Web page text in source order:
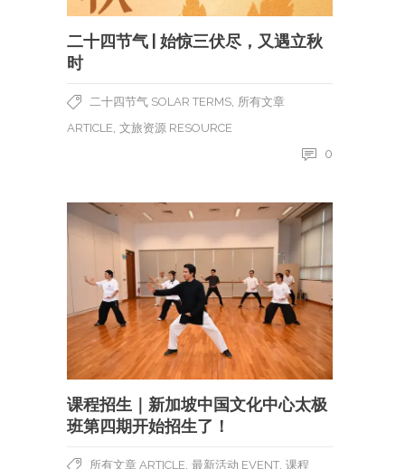
二十四节气 | 始惊三伏尽，又遇立秋
时
二十四节气 SOLAR TERMS, 所有文章
ARTICLE, 文旅资源 RESOURCE
0
课程招生｜新加坡中国文化中心太极
班第四期开始招生了！
所有文章 ARTICLE, 最新活动 EVENT, 课程